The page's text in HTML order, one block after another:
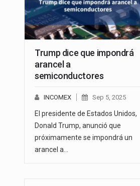
Trump dice que impondrá
arancel a
semiconductores
INCOMEX Sep 5, 2025
El presidente de Estados Unidos,
Donald Trump, anunció que
próximamente se impondrá un
arancel a…